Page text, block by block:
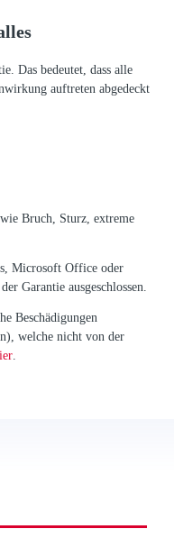
Das bedeutet, dass alle
auftreten abgedeckt
Bruch, Sturz, extreme
Microsoft Office oder
Garantie ausgeschlossen.
Beschädigungen
welche nicht von der